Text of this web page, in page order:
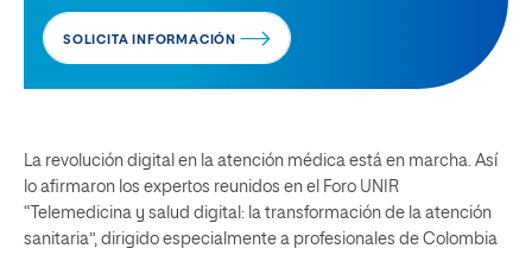
SOLICITA INFORMACIÓN
La revolución digital en la atención médica está en marcha. Así
lo afirmaron los expertos reunidos en el Foro UNIR
“Telemedicina y salud digital: la transformación de la atención
sanitaria”, dirigido especialmente a profesionales de Colombia